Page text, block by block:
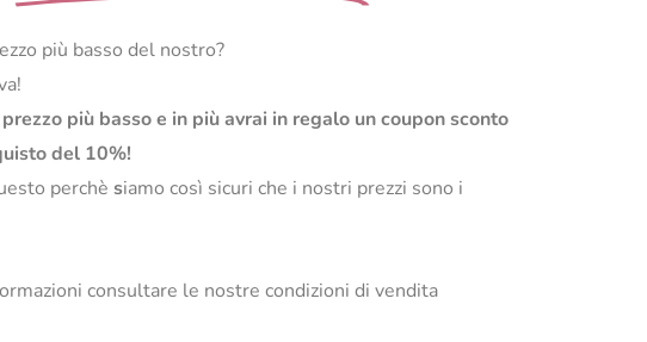
più basso del nostro?
più basso e in più avrai in regalo un coupon sconto
del 10%!
perchè siamo così sicuri che i nostri prezzi sono i
consultare le nostre condizioni di vendita